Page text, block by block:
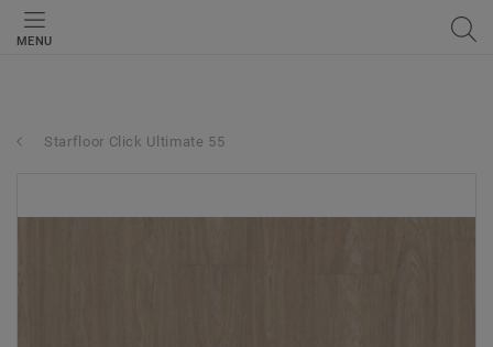
MENU
Starfloor Click Ultimate 55